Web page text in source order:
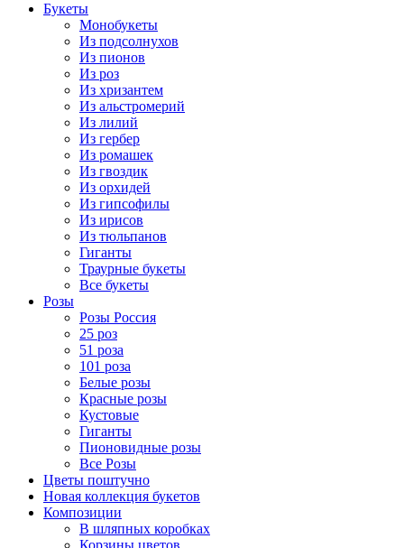
Букеты
Монобукеты
Из подсолнухов
Из пионов
Из роз
Из хризантем
Из альстромерий
Из лилий
Из гербер
Из ромашек
Из гвоздик
Из орхидей
Из гипсофилы
Из ирисов
Из тюльпанов
Гиганты
Траурные букеты
Все букеты
Розы
Розы Россия
25 роз
51 роза
101 роза
Белые розы
Красные розы
Кустовые
Гиганты
Пионовидные розы
Все Розы
Цветы поштучно
Новая коллекция букетов
Композиции
В шляпных коробках
Корзины цветов